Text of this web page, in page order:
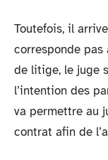
Toutefois, il
corresponde pas
de litige, le juge
l’intention des
va permettre au
contrat afin de